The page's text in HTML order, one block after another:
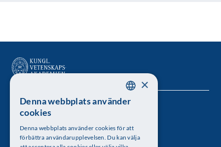
Kungl. Vetenskapsakademien
Besöksadress: Lilla Frescativägen 4A
SWEDISH
×
Denna webbplats använder
cookies
Denna webbplats använder cookies för att
förbättra användarupplevelsen. Du kan välja